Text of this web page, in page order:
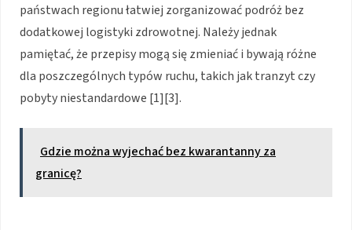
państwach regionu łatwiej zorganizować podróż bez
dodatkowej logistyki zdrowotnej. Należy jednak
pamiętać, że przepisy mogą się zmieniać i bywają różne
dla poszczególnych typów ruchu, takich jak tranzyt czy
pobyty niestandardowe [1][3].
Gdzie można wyjechać bez kwarantanny za
granicę?